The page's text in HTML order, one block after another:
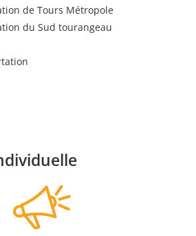
de Tours Métropole
du Sud tourangeau